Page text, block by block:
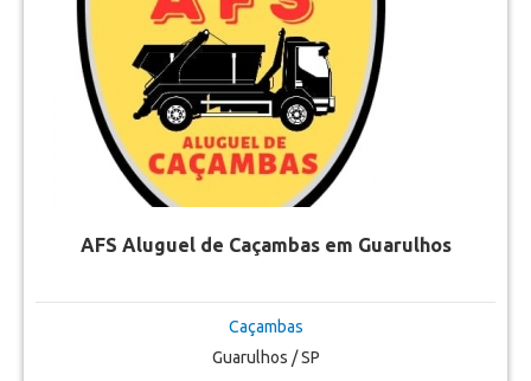
AFS Aluguel de Caçambas em Guarulhos
Caçambas
Guarulhos / SP